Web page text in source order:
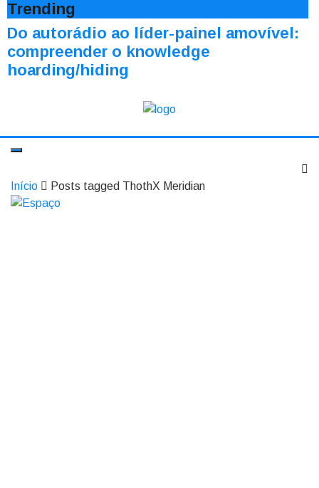
Trending
Do autorádio ao líder-painel amovível:
compreender o knowledge
hoarding/hiding
Início Posts tagged ThothX Meridian